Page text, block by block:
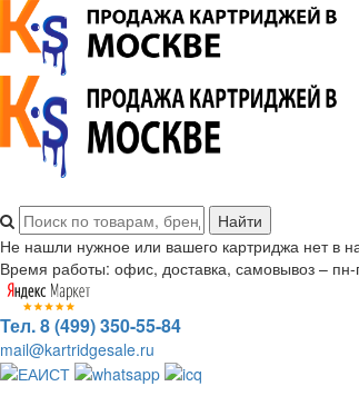
Не нашли нужное или вашего картриджа нет в
Время работы: офис, доставка, самовывоз –
Тел. 8 (499) 350-55-84
mail@kartridgesale.ru